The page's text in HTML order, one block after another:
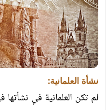
نشأة العلمانية:
لم تكن العلمانية في